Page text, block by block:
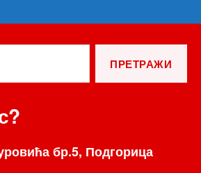
бр.5, Подгорица